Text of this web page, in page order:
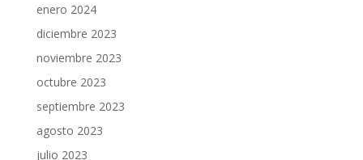
enero 2024
diciembre 2023
noviembre 2023
octubre 2023
septiembre 2023
agosto 2023
julio 2023